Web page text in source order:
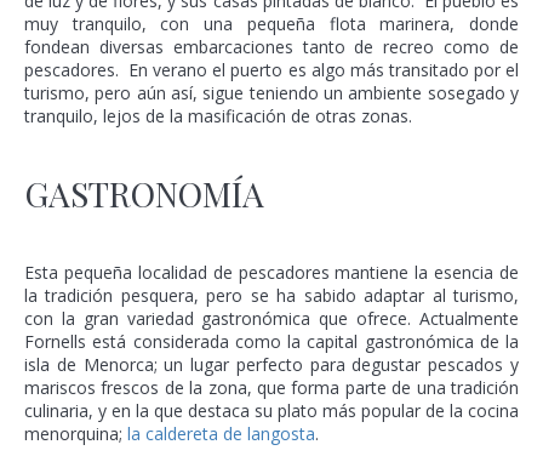
muy tranquilo, con una pequeña flota marinera, donde
fondean diversas embarcaciones tanto de recreo como de
pescadores. En verano el puerto es algo más transitado por el
turismo, pero aún así, sigue teniendo un ambiente sosegado y
tranquilo, lejos de la masificación de otras zonas.
GASTRONOMÍA
Esta pequeña localidad de pescadores mantiene la esencia de
la tradición pesquera, pero se ha sabido adaptar al turismo,
con la gran variedad gastronómica que ofrece. Actualmente
Fornells está considerada como la capital gastronómica de la
isla de Menorca; un lugar perfecto para degustar pescados y
mariscos frescos de la zona, que forma parte de una tradición
culinaria, y en la que destaca su plato más popular de la cocina
menorquina; la caldereta de langosta.